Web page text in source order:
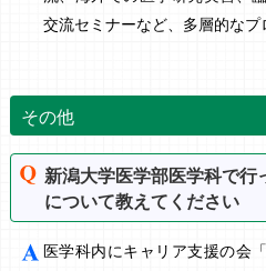
交流セミナーなど、多層的なプ
その他
新潟大学医学部医学科で行
について教えてください
医学科内にキャリア支援の会